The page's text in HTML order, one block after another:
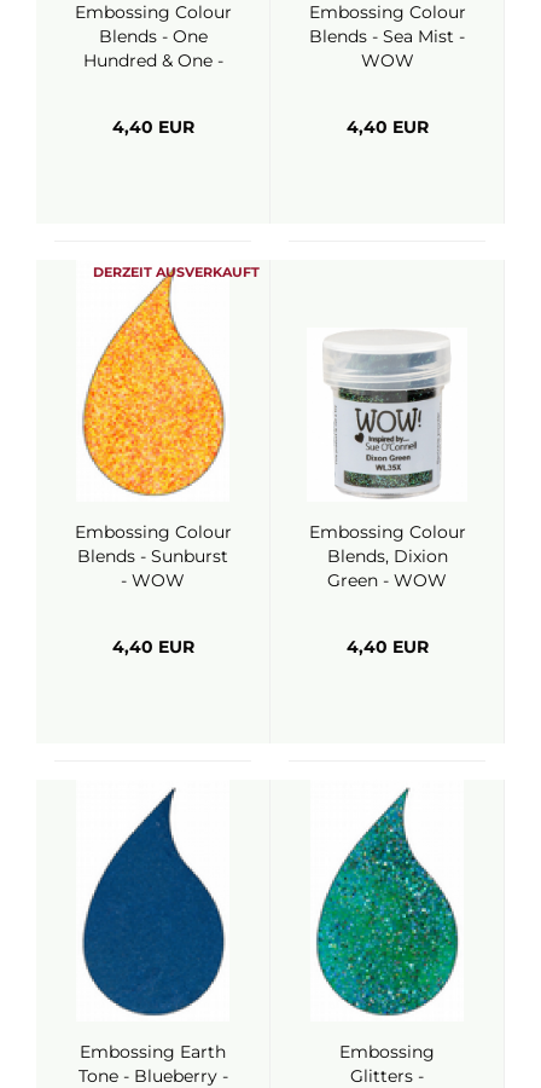
Embossing Colour
Blends - One
Hundred & One -
4,40 EUR
Embossing Colour
Blends - Sea Mist -
WOW
4,40 EUR
DERZEIT AUSVERKAUFT
Embossing Colour
Blends - Sunburst
- WOW
4,40 EUR
Embossing Colour
Blends, Dixion
Green - WOW
4,40 EUR
Embossing Earth
Tone - Blueberry -
Embossing
Glitters -